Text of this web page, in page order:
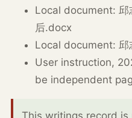
Local document: 邱
后.docx
Local document: 邱
User instruction,
be independent